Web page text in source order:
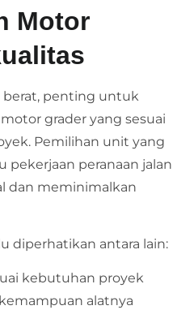
Motor
penting untuk
grader yang sesuai
Pemilihan unit yang
peranaan jalan
dan meminimalkan
diperhatikan antara lain:
kebutuhan proyek
alatnya